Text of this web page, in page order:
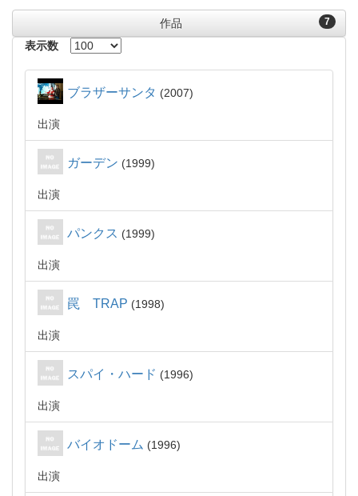
7
作品
表示数
ブラザーサンタ 2007
出演
ガーデン 1999
出演
パンクス 1999
出演
罠 TRAP 1998
出演
スパイ・ハード 1996
出演
バイオドーム 1996
出演